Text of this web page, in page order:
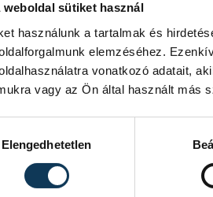
weboldal sütiket használ
használunk a tartalmak és
elemzéséhez.
vonatkozó adatait,
vagy az Ön által használt más
kiválasztása
Elengedhetetlen